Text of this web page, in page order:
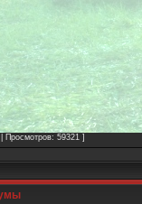
Просмотров: 59321 ]